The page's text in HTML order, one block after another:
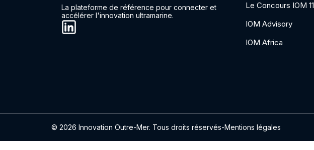
La plateforme de référence pour connecter et
accélérer l'innovation ultramarine.
Le Concours IOM 11
IOM Advisory
IOM Africa
© 2026 Innovation Outre-Mer. Tous droits réservés-Mentions légales